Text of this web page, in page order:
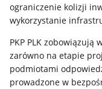
ograniczenie kolizji
wykorzystanie
PKP PLK zobowiązują
zarówno na etapie
podmiotami
prowadzone w